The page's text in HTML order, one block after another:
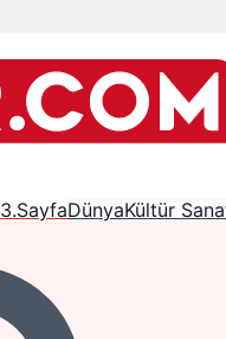
3.SayfaDünyaKültür